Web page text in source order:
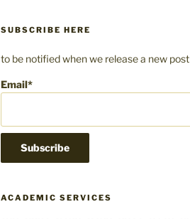
SUBSCRIBE HERE
to be notified when we release a new post
Email*
ACADEMIC SERVICES